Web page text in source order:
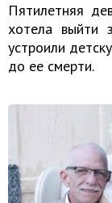
Пятилетняя
хотела выйти
устроили
до ее смерти.